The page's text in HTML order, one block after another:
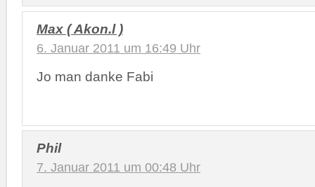
Max ( Akon.l )
6. Januar 2011 um 16:49 Uhr
Jo man danke Fabi
Phil
7. Januar 2011 um 00:48 Uhr